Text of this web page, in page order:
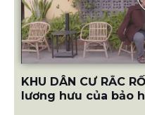
KHU DÂN CƯ RẮC
lương hưu của bảo